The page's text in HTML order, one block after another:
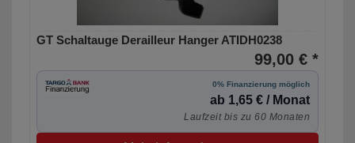
GT Schaltauge Derailleur Hanger ATIDH0238
99,00 € *
0% Finanzierung möglich
ab 1,65 € / Monat
Laufzeit bis zu 60 Monaten